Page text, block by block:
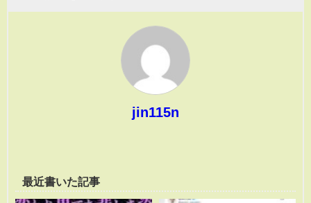
jin115n
最近書いた記事